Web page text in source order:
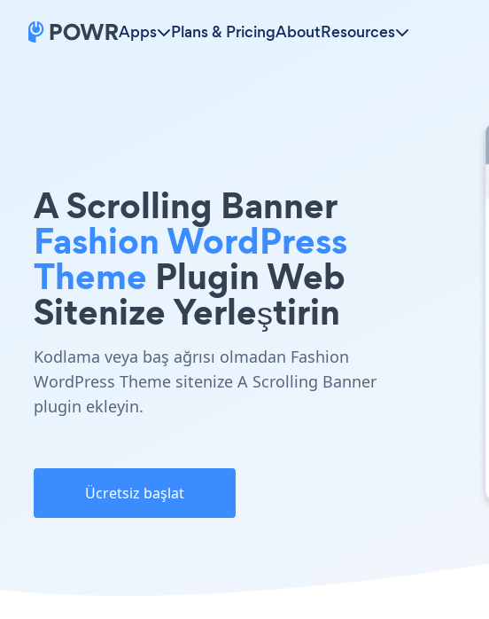
Apps Plans & PricingAboutResources
A Scrolling Banner
Fashion WordPress
Theme Plugin Web
Sitenize Yerleştirin
Kodlama veya baş ağrısı olmadan Fashion
WordPress Theme sitenize A Scrolling Banner
plugin ekleyin.
Ücretsiz başlat